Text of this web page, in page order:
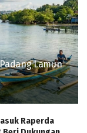
Lamun
Raperda